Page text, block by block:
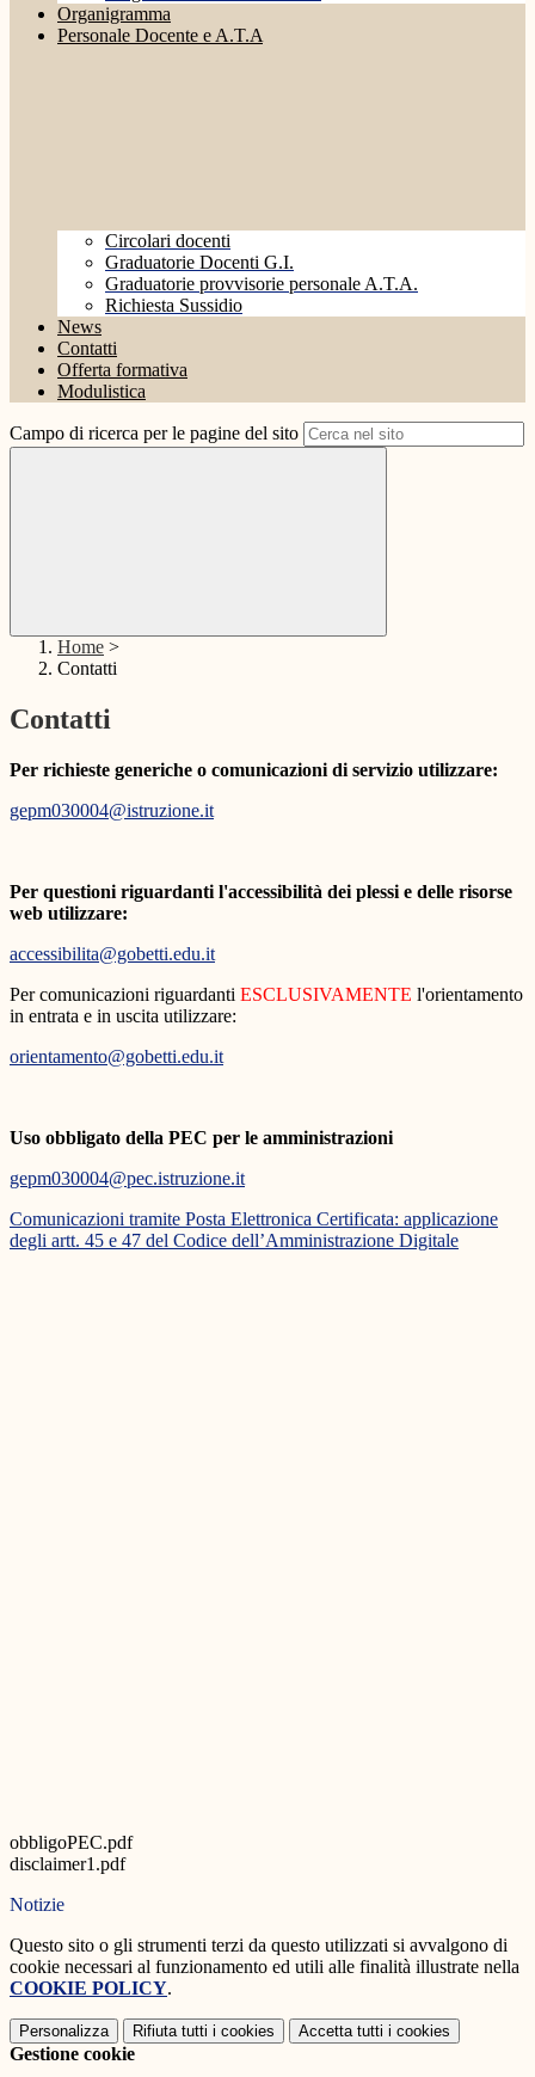
Organigramma
Personale Docente e A.T.A
Circolari docenti
Graduatorie Docenti G.I.
Graduatorie provvisorie personale A.T.A.
Richiesta Sussidio
News
Contatti
Offerta formativa
Modulistica
Campo di ricerca per le pagine del sito
Home >
Contatti
Contatti
Per richieste generiche o comunicazioni di servizio utilizzare:
gepm030004@istruzione.it
Per questioni riguardanti l'accessibilità dei plessi e delle risorse
web utilizzare:
accessibilita@gobetti.edu.it
Per comunicazioni riguardanti ESCLUSIVAMENTE l'orientamento
in entrata e in uscita utilizzare:
orientamento@gobetti.edu.it
Uso obbligato della PEC per le amministrazioni
gepm030004@pec.istruzione.it
Comunicazioni tramite Posta Elettronica Certificata: applicazione
degli artt. 45 e 47 del Codice dell’Amministrazione Digitale
obbligoPEC.pdf
disclaimer1.pdf
Notizie
Questo sito o gli strumenti terzi da questo utilizzati si avvalgono di
cookie necessari al funzionamento ed utili alle finalità illustrate nella
COOKIE POLICY.
Personalizza Rifiuta tutti i cookies Accetta tutti i cookies
Gestione cookie